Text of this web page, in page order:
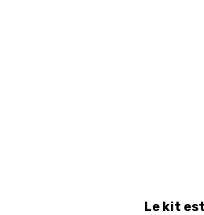
Le kit